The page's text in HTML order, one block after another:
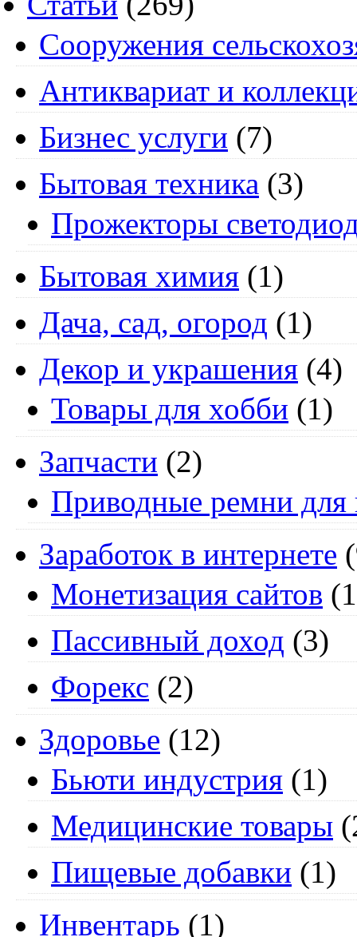
Cооружения
Антиквариат и
Бизнес услуги (7)
Бытовая техника (3)
Прожекторы
Бытовая химия (1)
Дача, сад, огород (1)
Декор и украшения (4)
Товары для хобби (1)
Запчасти (2)
Приводные ремни для
Заработок в интернете
Монетизация сайтов
Пассивный доход (3)
Форекс (2)
Здоровье (12)
Бьюти индустрия (1)
Медицинские товары
Пищевые добавки (1)
Инвентарь (1)